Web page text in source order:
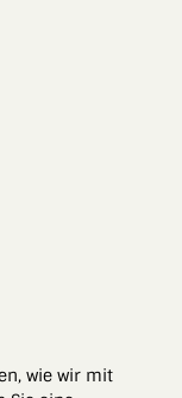
wie wir mit